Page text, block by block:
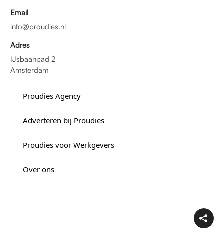
Email
info@proudies.nl
Adres
IJsbaanpad 2
Amsterdam
Proudies Agency
Adverteren bij Proudies
Proudies voor Werkgevers
Over ons